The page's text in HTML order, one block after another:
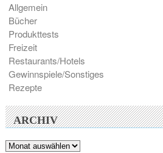
Allgemein
Bücher
Produkttests
Freizeit
Restaurants/Hotels
Gewinnspiele/Sonstiges
Rezepte
ARCHIV
Archiv